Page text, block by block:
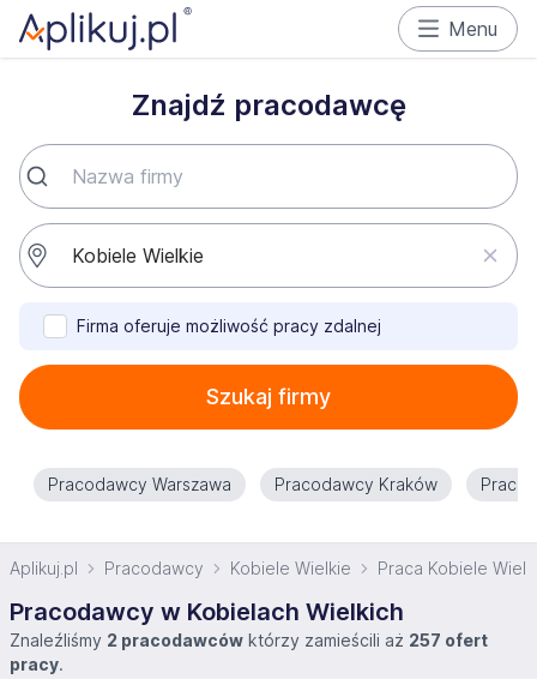
Menu
Znajdź pracodawcę
Firma oferuje możliwość pracy zdalnej
Szukaj firmy
Pracodawcy Warszawa Pracodawcy Kraków
Aplikuj.pl Pracodawcy Kobiele Wielkie Praca Kobiele
Pracodawcy w Kobielach Wielkich
Znaleźliśmy 2 pracodawców którzy zamieścili aż 257 ofert
pracy.